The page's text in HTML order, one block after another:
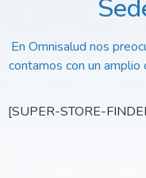
En Omnisalud nos
contamos con un
[SUPER-STORE-